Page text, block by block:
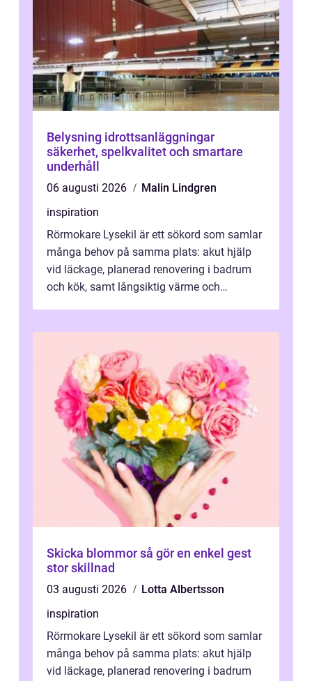
Belysning idrottsanläggningar
säkerhet, spelkvalitet och smartare
underhåll
06 augusti 2026
Malin Lindgren
inspiration
Rörmokare Lysekil är ett sökord som samlar
många behov på samma plats: akut hjälp
vid läckage, planerad renovering i badrum
och kök, samt långsiktig värme och
Skicka blommor så gör en enkel gest
stor skillnad
03 augusti 2026
Lotta Albertsson
inspiration
Rörmokare Lysekil är ett sökord som samlar
många behov på samma plats: akut hjälp
vid läckage, planerad renovering i badrum